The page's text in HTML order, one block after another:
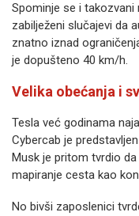
Spominje se i takozvani
zabilježeni slučajevi da
znatno iznad
je dopušteno 40 km/h.
Velika obećanja i
Tesla već godinama
Cybercab je
Musk je pritom tvrdio
mapiranje cesta kao
No bivši zaposlenici